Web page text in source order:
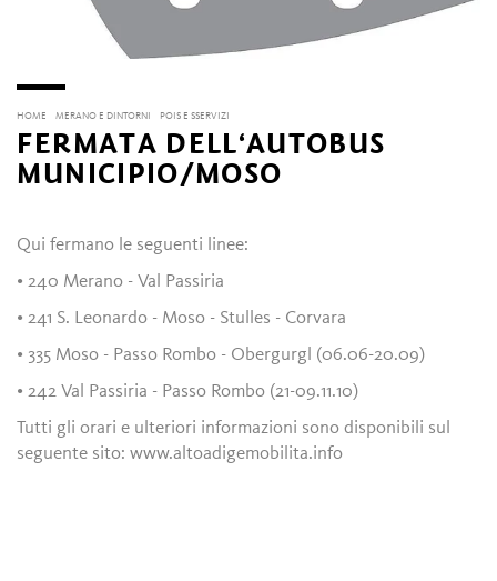
HOME MERANO E DINTORNI POIS E SSERVIZI
FERMATA DELL‘AUTOBUS
MUNICIPIO/MOSO
Qui fermano le seguenti linee:
• 240 Merano - Val Passiria
• 241 S. Leonardo - Moso - Stulles - Corvara
• 335 Moso - Passo Rombo - Obergurgl (06.06-20.09)
• 242 Val Passiria - Passo Rombo (21-09.11.10)
Tutti gli orari e ulteriori informazioni sono disponibili sul
seguente sito: www.altoadigemobilita.info